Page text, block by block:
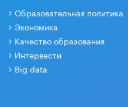
Образовательная политика
Экономика
Качество образования
Интервести
Big data